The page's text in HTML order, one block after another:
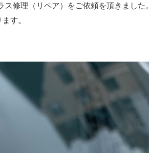
修理（リペア）をご依頼を頂きました。
す。